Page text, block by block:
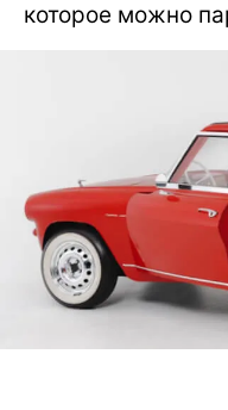
которое можно